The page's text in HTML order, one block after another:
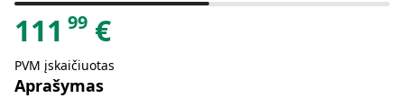
mo
111 99 €
PVM įskaičiuotas
Aprašymas